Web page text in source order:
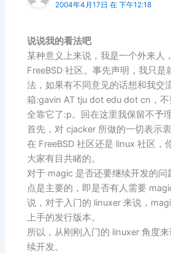
2004年4月17日 在 下午12:18
说说我的看法吧
某种意义上来说，我是一个外来人
FreeBSD 社区。事先声明，我只是
法，如果有不同意见的话想和我交
箱:gavin AT tju dot edu dot cn，
全靠它了:p。回在这里我保留不予
首先，对 cjacker 所做的一切表示
在 FreeBSD 社区还是 linux 社区，
大家有目共睹的。
对于 magic 是否还要继续开发的问
点是主要的，即是否有人需要
说，对于入门的 linuxer 来说，
上手的发行版本。
所以，从刚刚入门的 linuxer 角度
续开发。